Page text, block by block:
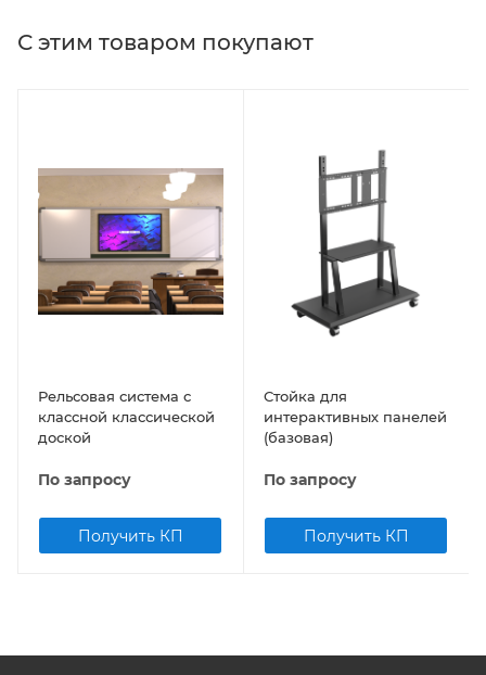
С этим товаром покупают
Рельсовая система с
классной классической
доской
По запросу
Получить КП
Стойка для
интерактивных панелей
(базовая)
По запросу
Получить КП